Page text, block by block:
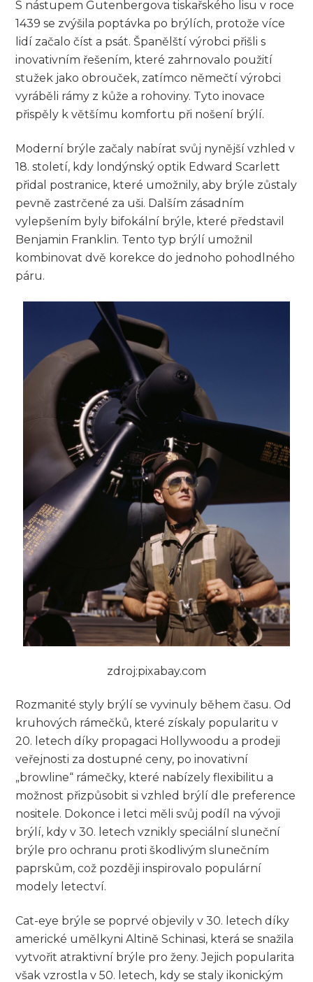
S nástupem Gutenbergova tiskařského lisu v roce
1439 se zvýšila poptávka po brýlích, protože více
lidí začalo číst a psát. Španělští výrobci přišli s
inovativním řešením, které zahrnovalo použití
stužek jako obrouček, zatímco němečtí výrobci
vyráběli rámy z kůže a rohoviny. Tyto inovace
přispěly k většímu komfortu při nošení brýlí.
Moderní brýle začaly nabírat svůj nynější vzhled v
18. století, kdy londýnský optik Edward Scarlett
přidal postranice, které umožnily, aby brýle zůstaly
pevně zastrčené za uši. Dalším zásadním
vylepšením byly bifokální brýle, které představil
Benjamin Franklin. Tento typ brýlí umožnil
kombinovat dvě korekce do jednoho pohodlného
páru.
zdroj:pixabay.com
Rozmanité styly brýlí se vyvinuly během času. Od
kruhových rámečků, které získaly popularitu v
20. letech díky propagaci Hollywoodu a prodeji
veřejnosti za dostupné ceny, po inovativní
„browline“ rámečky, které nabízely flexibilitu a
možnost přizpůsobit si vzhled brýlí dle preference
nositele. Dokonce i letci měli svůj podíl na vývoji
brýlí, kdy v 30. letech vznikly speciální sluneční
brýle pro ochranu proti škodlivým slunečním
paprskům, což později inspirovalo populární
modely letectví.
Cat-eye brýle se poprvé objevily v 30. letech díky
americké umělkyni Altině Schinasi, která se snažila
vytvořit atraktivní brýle pro ženy. Jejich popularita
však vzrostla v 50. letech, kdy se staly ikonickým